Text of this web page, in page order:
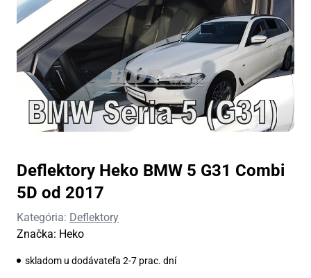
Deflektory Heko BMW 5 G31 Combi
5D od 2017
Kategória: Deflektory
Značka: Heko
skladom u dodávateľa 2-7 prac. dní